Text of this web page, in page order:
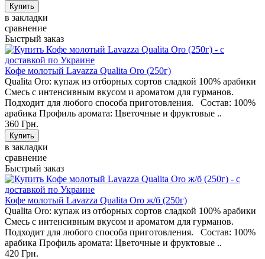
в закладки
сравнение
Быстрый заказ
Кофе молотый Lavazza Qualita Oro (250г)
Qualita Oro: купаж из отборных сортов сладкой 100% арабики
Смесь с интенсивным вкусом и ароматом для гурманов.
Подходит для любого способа приготовления. Состав: 100%
арабика Профиль аромата: Цветочные и фруктовые ..
360 Грн.
в закладки
сравнение
Быстрый заказ
Кофе молотый Lavazza Qualita Oro ж/б (250г)
Qualita Oro: купаж из отборных сортов сладкой 100% арабики
Смесь с интенсивным вкусом и ароматом для гурманов.
Подходит для любого способа приготовления. Состав: 100%
арабика Профиль аромата: Цветочные и фруктовые ..
420 Грн.